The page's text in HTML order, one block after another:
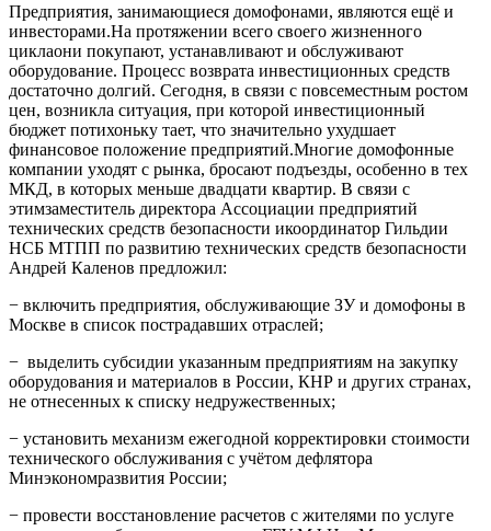
Предприятия, занимающиеся домофонами, являются ещё и
инвесторами.На протяжении всего своего жизненного
циклаони покупают, устанавливают и обслуживают
оборудование. Процесс возврата инвестиционных средств
достаточно долгий. Сегодня, в связи с повсеместным ростом
цен, возникла ситуация, при которой инвестиционный
бюджет потихоньку тает, что значительно ухудшает
финансовое положение предприятий.Многие домофонные
компании уходят с рынка, бросают подъезды, особенно в тех
МКД, в которых меньше двадцати квартир. В связи с
этимзаместитель директора Ассоциации предприятий
технических средств безопасности икоординатор Гильдии
НСБ МТПП по развитию технических средств безопасности
Андрей Каленов предложил:
− включить предприятия, обслуживающие ЗУ и домофоны в
Москве в список пострадавших отраслей;
− выделить субсидии указанным предприятиям на закупку
оборудования и материалов в России, КНР и других странах,
не отнесенных к списку недружественных;
− установить механизм ежегодной корректировки стоимости
технического обслуживания с учётом дефлятора
Минэкономразвития России;
− провести восстановление расчетов с жителями по услуге